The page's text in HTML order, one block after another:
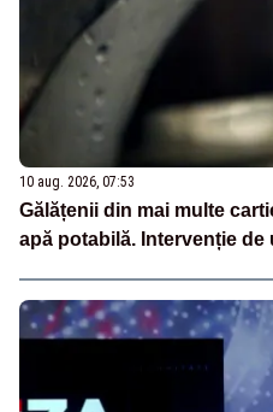
10 aug. 2026, 07:53
Gălățenii din mai multe
apă potabilă. Intervenție de